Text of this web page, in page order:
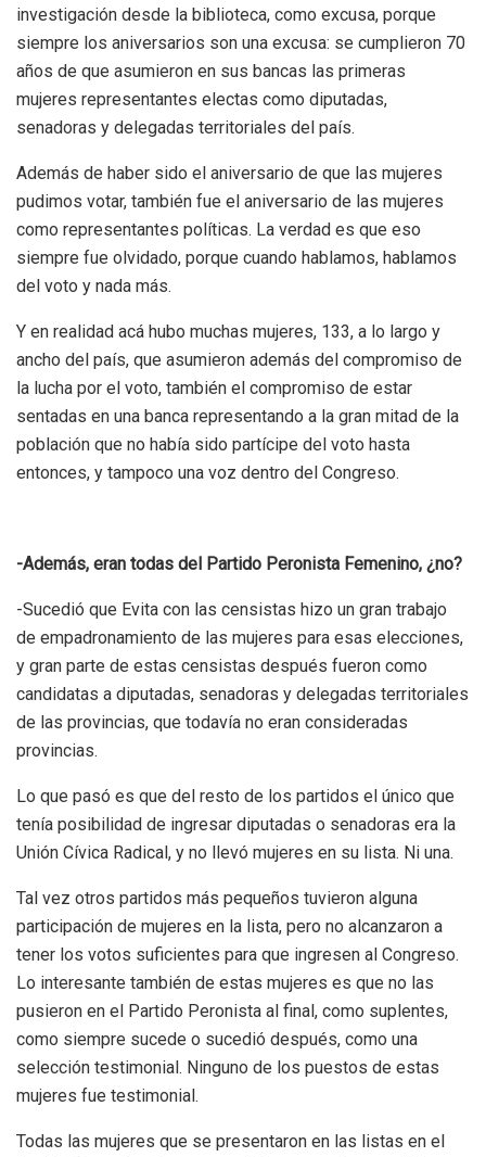
investigación desde la biblioteca, como excusa, porque
siempre los aniversarios son una excusa: se cumplieron 70
años de que asumieron en sus bancas las primeras
mujeres representantes electas como diputadas,
senadoras y delegadas territoriales del país.
Además de haber sido el aniversario de que las mujeres
pudimos votar, también fue el aniversario de las mujeres
como representantes políticas. La verdad es que eso
siempre fue olvidado, porque cuando hablamos, hablamos
del voto y nada más.
Y en realidad acá hubo muchas mujeres, 133, a lo largo y
ancho del país, que asumieron además del compromiso de
la lucha por el voto, también el compromiso de estar
sentadas en una banca representando a la gran mitad de la
población que no había sido partícipe del voto hasta
entonces, y tampoco una voz dentro del Congreso.
-Además, eran todas del Partido Peronista Femenino, ¿no?
-Sucedió que Evita con las censistas hizo un gran trabajo
de empadronamiento de las mujeres para esas elecciones,
y gran parte de estas censistas después fueron como
candidatas a diputadas, senadoras y delegadas territoriales
de las provincias, que todavía no eran consideradas
provincias.
Lo que pasó es que del resto de los partidos el único que
tenía posibilidad de ingresar diputadas o senadoras era la
Unión Cívica Radical, y no llevó mujeres en su lista. Ni una.
Tal vez otros partidos más pequeños tuvieron alguna
participación de mujeres en la lista, pero no alcanzaron a
tener los votos suficientes para que ingresen al Congreso.
Lo interesante también de estas mujeres es que no las
pusieron en el Partido Peronista al final, como suplentes,
como siempre sucede o sucedió después, como una
selección testimonial. Ninguno de los puestos de estas
mujeres fue testimonial.
Todas las mujeres que se presentaron en las listas en el